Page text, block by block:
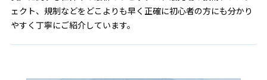
ェクト、規制などをどこよりも早く正確に初心者の方にも分かり
やすく丁寧にご紹介しています。